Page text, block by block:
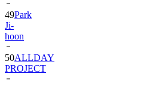
49Park
Ji-
hoon
50ALLDAY
PROJECT